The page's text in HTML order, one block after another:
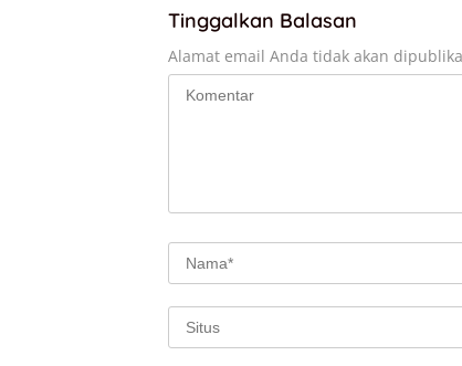
Tinggalkan Balasan
Alamat email Anda tidak akan